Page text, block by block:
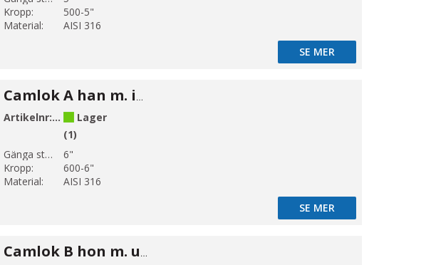
Kropp:
500-5"
Material:
AISI 316
SE MER
Camlok A han m. inv 6"
Artikelnr:B60-14Lager
(1)
Gänga storlek 1:
6"
Kropp:
600-6"
Material:
AISI 316
SE MER
Camlok B hon m. utv gänga 1/2"